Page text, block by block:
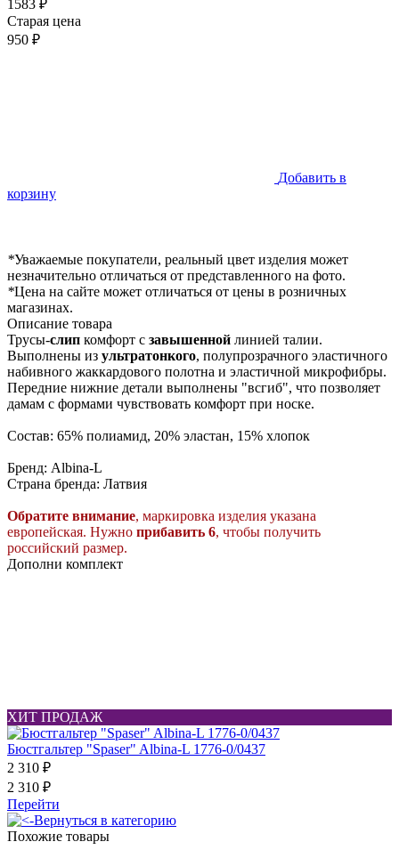
1583 ₽
Старая цена
950 ₽
Добавить в
корзину
*Уважаемые покупатели, реальный цвет изделия может
незначительно отличаться от представленного на фото.
*Цена на сайте может отличаться от цены в розничных
магазинах.
Описание товара
Трусы-слип комфорт с завышенной линией талии.
Выполнены из ультратонкого, полупрозрачного эластичного
набивного жаккардового полотна и эластичной микрофибры.
Передние нижние детали выполнены "всгиб", что позволяет
дамам с формами чувствовать комфорт при носке.
Состав: 65% полиамид, 20% эластан, 15% хлопок
Бренд: Albina-L
Страна бренда: Латвия
Обратите внимание, маркировка изделия указана
европейская. Нужно прибавить 6, чтобы получить
российский размер.
Дополни комплект
ХИТ ПРОДАЖ
Бюстгальтер "Spaser" Albina-L 1776-0/0437
2 310 ₽
2 310 ₽
Перейти
Вернуться в категорию
Похожие товары